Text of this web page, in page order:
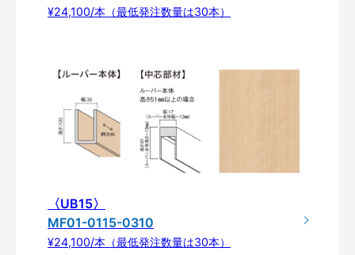
¥24,100/本（最低発注数量は30本）
〈UB15〉
MF01-0115-0310
¥24,100/本（最低発注数量は30本）